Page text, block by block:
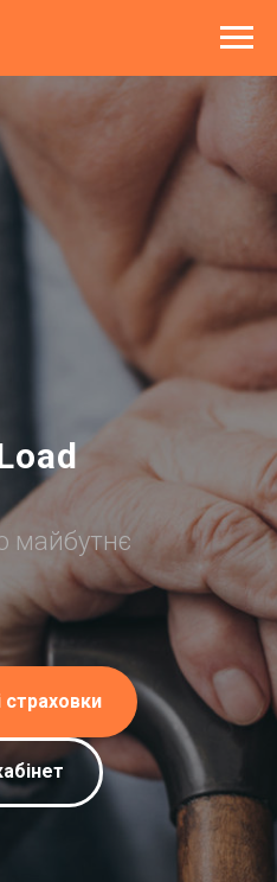
майбутнє
страховки